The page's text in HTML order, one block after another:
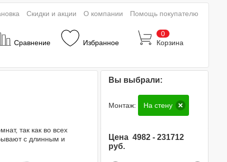
Сравнение Избранное
0
Корзина
Скидки и акции О компании Помощь покупателю
так как во всех
с длинным и
Вы выбрали:
Монтаж: На стену
Цена4982 -231712
руб.